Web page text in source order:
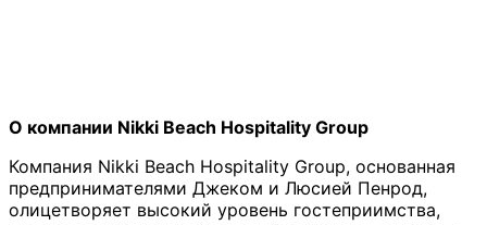
О компании Nikki Beach Hospitality Group
Компания Nikki Beach Hospitality Group, основанная
предпринимателями Джеком и Люсией Пенрод,
олицетворяет высокий уровень гостеприимства,